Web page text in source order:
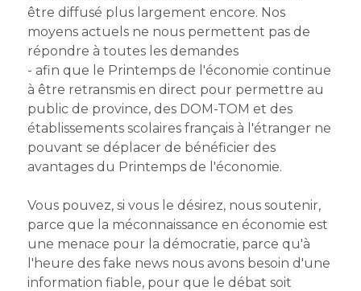
être diffusé plus largement encore. Nos
moyens actuels ne nous permettent pas de
répondre à toutes les demandes
- afin que le Printemps de l'économie continue
à être retransmis en direct pour permettre au
public de province, des DOM-TOM et des
établissements scolaires français à l'étranger ne
pouvant se déplacer de bénéficier des
avantages du Printemps de l'économie.
Vous pouvez, si vous le désirez, nous soutenir,
parce que la méconnaissance en économie est
une menace pour la démocratie, parce qu'à
l'heure des fake news nous avons besoin d'une
information fiable, pour que le débat soit